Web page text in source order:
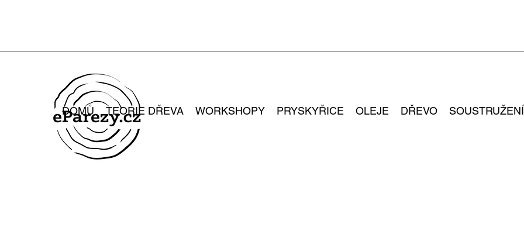
DOMŮ TEORIE DŘEVA WORKSHOPY PRYSKYŘICE OLEJE DŘEVO SOUSTRUŽENÍ